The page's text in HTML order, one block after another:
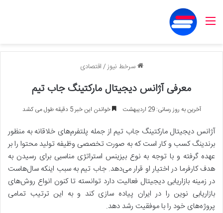
منو
سرخط نیوز/اقتصادی
معرفی آژانس دیجیتال مارکتینگ جاب تیم
آخرین به روز رسانی: 29 اردیبهشت خواندن این خبر 5 دقیقه طول می کشد
آژانس دیجیتال مارکتینگ جاب تیم از جمله پلتفرم‌های خلاقانه به منظور
برندینگ کسب و کار است که به صورت تخصصی وظیفه تولید محتوا را بر
عهده گرفته و با توجه به نوع بیزینس استراتژی مناسبی برای رسیدن به
هدف کارفرما در اختیار او قرار می‌دهد. جاب تیم به سبب اینکه سال‌هاست
در زمینه بازاریابی دیجیتال فعالیت دارد توانسته تا کنون انواع روش‌های
بازاریابی نوین را در ایران پیاده سازی کند و به این ترتیب تمامی
پروژه‌های خود را با موفقیت رشد دهد.